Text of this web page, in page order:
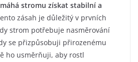
stromu získat stabilní a
zásah je důležitý v prvních
strom potřebuje nasměrování
se přizpůsobuji přirozenému
ho usměrňuji, aby rostl